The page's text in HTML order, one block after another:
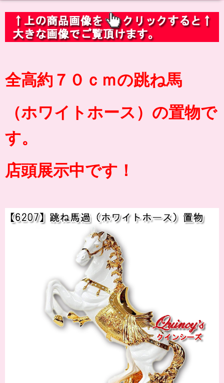
全高約７０ｃｍの跳ね馬
（ホワイトホース）の置物で
す。
店頭展示中です！